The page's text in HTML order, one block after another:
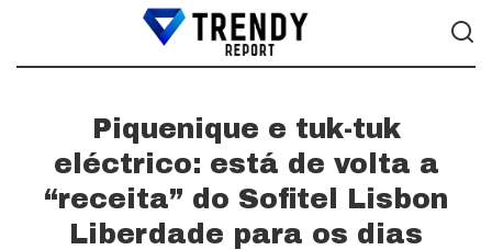
Piquenique e tuk-tuk
eléctrico: está de volta a
“receita” do Sofitel Lisbon
Liberdade para os dias